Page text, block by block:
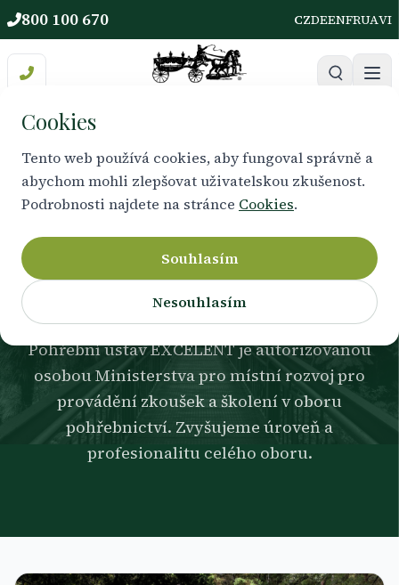
800 100 670 CZDEENFRUAVI
PROFESNÍ VZDĚLÁVÁNÍ
Školení a profesní
zkoušky
Pohřební ústav EXCELENT je autorizovanou
osobou Ministerstva pro místní rozvoj pro
provádění zkoušek a školení v oboru
pohřebnictví. Zvyšujeme úroveň a
profesionalitu celého oboru.
Cookies
Tento web používá cookies, aby fungoval správně a
abychom mohli zlepšovat uživatelskou zkušenost.
Podrobnosti najdete na stránce Cookies.
Souhlasím
Nesouhlasím